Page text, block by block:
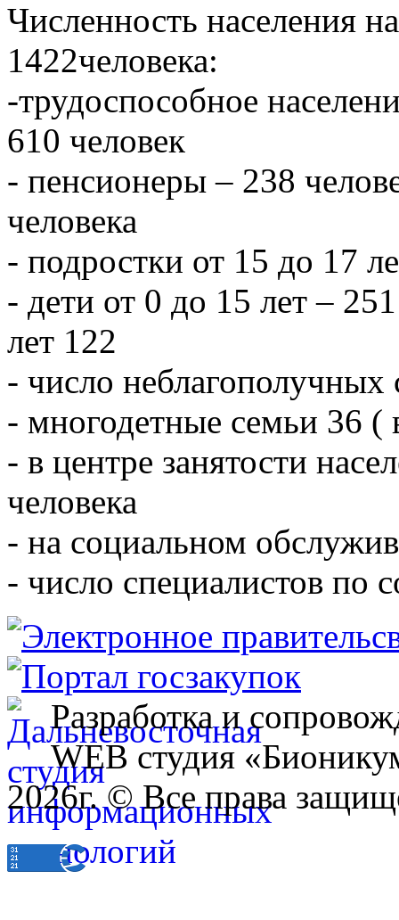
Численность населения
1422человека:
-трудоспособное
610 человек
- пенсионеры – 238
человека
- подростки от 15 до 17
- дети от 0 до 15 лет –
лет 122
- число
- многодетные семьи 36 (
- в центре занятости
человека
- на социальном
- число специалистов по
Разработка и
WEB студия
2026г. © Все права